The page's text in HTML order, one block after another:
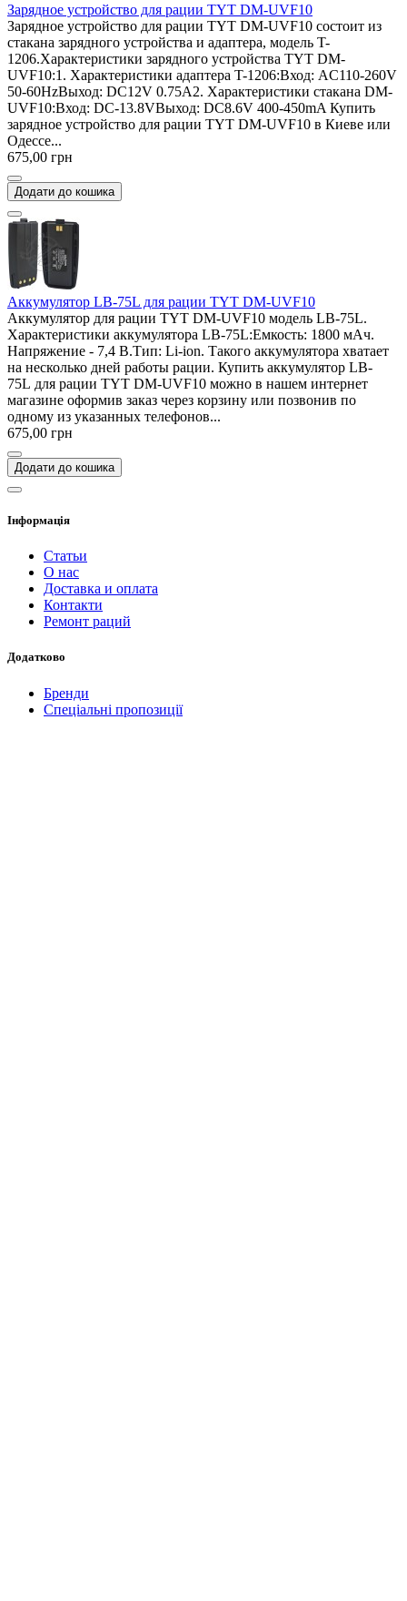
Зарядное устройство для рации TYT DM-UVF10
Зарядное устройство для рации TYT DM-UVF10 состоит из
стакана зарядного устройства и адаптера, модель T-
1206.Характеристики зарядного устройства TYT DM-
UVF10:1. Характеристики адаптера T-1206:Вход: AC110-260V
50-60HzВыход: DC12V 0.75A2. Характеристики стакана DM-
UVF10:Вход: DC-13.8VВыход: DC8.6V 400-450mA Купить
зарядное устройство для рации TYT DM-UVF10 в Киеве или
Одессе...
675,00 грн
Додати до кошика
Аккумулятор LB-75L для рации TYT DM-UVF10
Аккумулятор для рации TYT DM-UVF10 модель LB-75L.
Характеристики аккумулятора LB-75L:Емкость: 1800 мАч.
Напряжение - 7,4 В.Тип: Li-ion. Такого аккумулятора хватает
на несколько дней работы рации. Купить аккумулятор LB-
75L для рации TYT DM-UVF10 можно в нашем интернет
магазине оформив заказ через корзину или позвонив по
одному из указанных телефонов...
675,00 грн
Додати до кошика
Інформація
Статьи
О нас
Доставка и оплата
Контакти
Ремонт раций
Додатково
Бренди
Спеціальні пропозиції